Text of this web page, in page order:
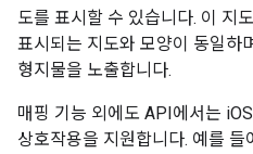
도를 표시할 수 있습니다. 이 지
표시되는 지도와 모양이 동일하
형지물을 노출합니다.
매핑 기능 외에도 API에서는
상호작용을 지원합니다. 예를